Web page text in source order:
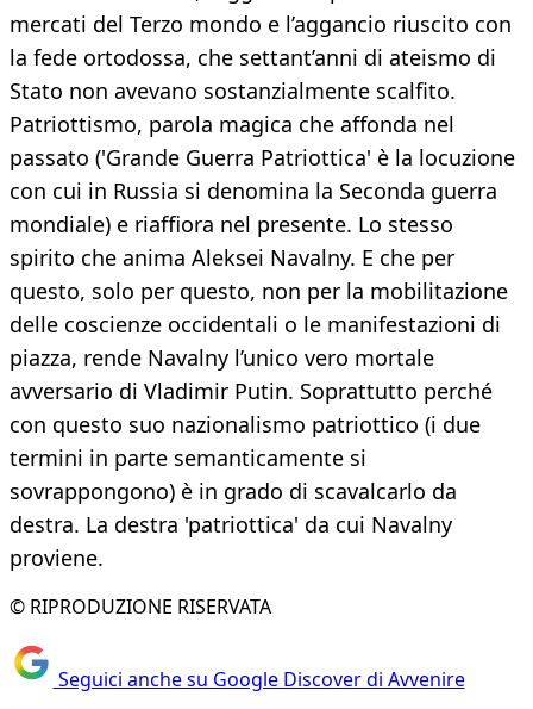
mercati del Terzo mondo e l’aggancio riuscito con
la fede ortodossa, che settant’anni di ateismo di
Stato non avevano sostanzialmente scalfito.
Patriottismo, parola magica che affonda nel
passato ('Grande Guerra Patriottica' è la locuzione
con cui in Russia si denomina la Seconda guerra
mondiale) e riaffiora nel presente. Lo stesso
spirito che anima Aleksei Navalny. E che per
questo, solo per questo, non per la mobilitazione
delle coscienze occidentali o le manifestazioni di
piazza, rende Navalny l’unico vero mortale
avversario di Vladimir Putin. Soprattutto perché
con questo suo nazionalismo patriottico (i due
termini in parte semanticamente si
sovrappongono) è in grado di scavalcarlo da
destra. La destra 'patriottica' da cui Navalny
proviene.
© RIPRODUZIONE RISERVATA
Seguici anche su Google Discover di Avvenire